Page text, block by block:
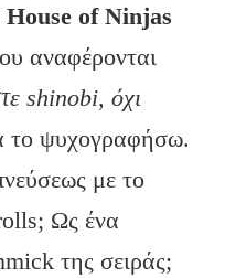
House of Ninjas
αναφέρονται
shinobi, όχι
το ψυχογραφήσω.
με το
Ως ένα
της σειράς;